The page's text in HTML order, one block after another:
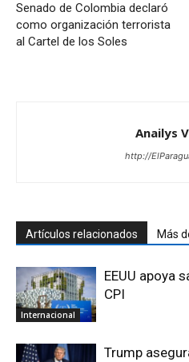
Senado de Colombia declaró
como organización terrorista
al Cartel de los Soles
Anailys
http://
Artículos relacionados Más
Internacional
EEUU apoya
CPI
Trump